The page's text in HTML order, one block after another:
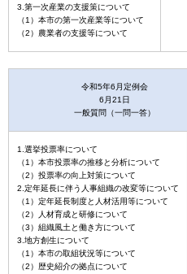
3.第一次産業の支援策について
（1）本市の第一次産業等について
（2）農業者の支援等について
令和5年6月定例会
6月21日
一般質問（一問一答）
1.選挙投票率について
（1）本市投票率の推移と分析について
（2）投票率の向上対策について
2.定年延長に伴う人事組織の改変等について
（1）定年延長制度と人材活用等について
（2）人材育成と研修について
（3）組織風土と働き方について
3.地方創生について
（1）本市の取組状況等について
（2）歴史紹介の拠点について